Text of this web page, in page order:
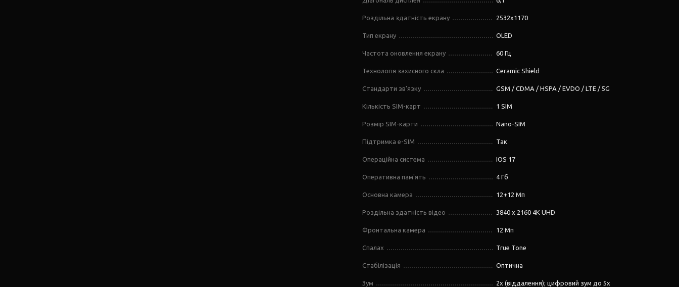
Роздільна здатність екрану 2532х1170
Тип екрану OLED
Частота оновлення екрану 60 Гц
Технологія захисного скла Ceramic Shield
Стандарти зв'язку GSM / CDMA / HSPA / EVDO / LTE / 5G
Кількість SIM-карт 1 SIM
Розмір SIM-карти Nano-SIM
Підтримка e-SIM Так
Операційна система IOS 17
Оперативна пам'ять 4 Гб
Основна камера 12+12 Мп
Роздільна здатність відео 3840 x 2160 4K UHD
Фронтальна камера 12 Мп
Спалах True Tone
Стабілізація Оптична
Зум 2x (віддалення); цифровий зум до 5x